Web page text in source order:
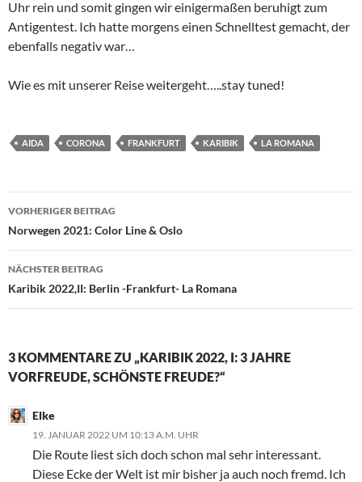
Uhr rein und somit gingen wir einigermaßen beruhigt zum
Antigentest. Ich hatte morgens einen Schnelltest gemacht, der
ebenfalls negativ war…
Wie es mit unserer Reise weitergeht…..stay tuned!
AIDA CORONA FRANKFURT KARIBIK LA ROMANA
Beitragsnavigation
VORHERIGER BEITRAG
Norwegen 2021: Color Line & Oslo
NÄCHSTER BEITRAG
Karibik 2022,II: Berlin -Frankfurt- La Romana
3 KOMMENTARE ZU „KARIBIK 2022, I: 3 JAHRE
VORFREUDE, SCHÖNSTE FREUDE?“
Elke
19. JANUAR 2022 UM 10:13 A.M. UHR
Die Route liest sich doch schon mal sehr interessant.
Diese Ecke der Welt ist mir bisher ja auch noch fremd. Ich